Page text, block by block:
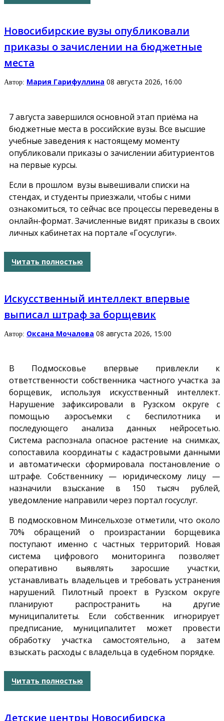
Новосибирские вузы опубликовали
приказы о зачислении на бюджетные
места
Автор: Мария Гарифуллина 08 августа 2026, 16:00
7 августа завершился основной этап приёма на
бюджетные места в российские вузы. Все высшие
учебные заведения к настоящему моменту
опубликовали приказы о зачислении абитуриентов
на первые курсы.
Если в прошлом вузы вывешивали списки на
стендах, и студенты приезжали, чтобы с ними
ознакомиться, то сейчас все процессы переведены в
онлайн-формат. Зачисленные видят приказы в своих
личных кабинетах на портале «Госуслуги».
Читать полностью
Искусственный интеллект впервые
выписал штраф за борщевик
Автор: Оксана Мочалова 08 августа 2026, 15:00
В Подмосковье впервые привлекли к
ответственности собственника частного участка за
борщевик, используя искусственный интеллект.
Нарушение зафиксировали в Рузском округе с
помощью аэросъемки с беспилотника и
последующего анализа данных нейросетью.
Система распознала опасное растение на снимках,
сопоставила координаты с кадастровыми данными
и автоматически сформировала постановление о
штрафе. Собственнику — юридическому лицу —
назначили взыскание в 150 тысяч рублей,
уведомление направили через портал госуслуг.
В подмосковном Минсельхозе отметили, что около
70% обращений о произрастании борщевика
поступают именно с частных территорий. Новая
система цифрового мониторинга позволяет
оперативно выявлять заросшие участки,
устанавливать владельцев и требовать устранения
нарушений. Пилотный проект в Рузском округе
планируют распространить на другие
муниципалитеты. Если собственник игнорирует
предписание, муниципалитет может провести
обработку участка самостоятельно, а затем
взыскать расходы с владельца в судебном порядке.
Читать полностью
Детские центры Новосибирска